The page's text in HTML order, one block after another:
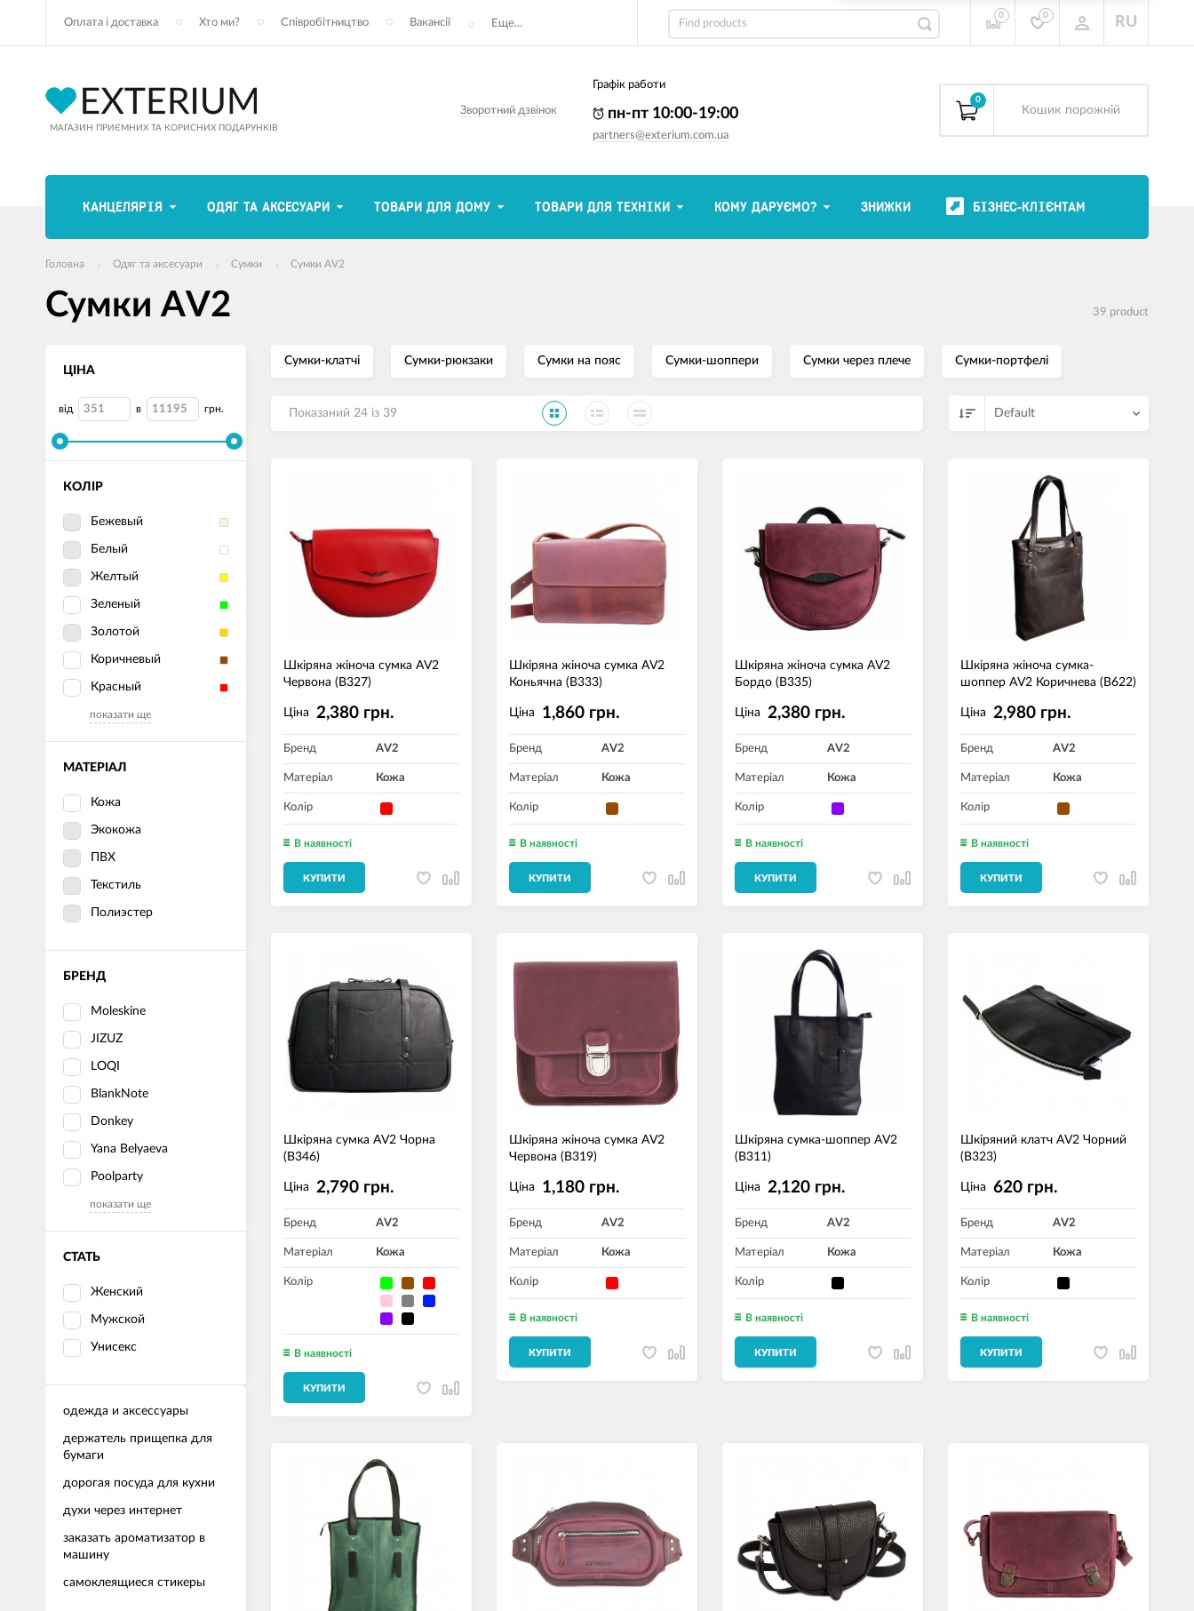
Оплата і доставка Хто ми? Співробітництво Вакансії Еще...
0 0 RU
МАГАЗИН ПРИЄМНИХ ТА КОРИСНИХ ПОДАРУНКІВ
Зворотний дзвінок
Графік работи
пн-пт 10:00-19:00
partners@exterium.com.ua
0
Kошик порожній
КАНЦЕЛЯРІЯ ОДЯГ ТА АКСЕСУАРИ ТОВАРИ ДЛЯ ДОМУ ТОВАРИ ДЛЯ ТЕХНІКИ КОМУ ДАРУЄМО? ЗНИЖКИ БІЗНЕС-КЛІЄНТАМ
Головна Одяг та аксесуари Сумки Сумки AV2
Сумки AV2 39 product
ЦІНА
від в грн.
КОЛІР
Бежевый
Белый
Желтый
Зеленый
Золотой
Коричневый
Красный
показати ще
МАТЕРІАЛ
Кожа
Экокожа
ПВХ
Текстиль
Полиэстер
БРЕНД
Moleskine
JIZUZ
LOQI
BlankNote
Donkey
Yana Belyaeva
Poolparty
показати ще
СТАТЬ
Женский
Мужской
Унисекс
одежда и аксессуары
держатель прищепка для
бумаги
дорогая посуда для кухни
духи через интернет
заказать ароматизатор в
машину
самоклеящиеся стикеры
Сумки-клатчі Сумки-рюкзаки Сумки на пояс Сумки-шоппери Сумки через плече Сумки-портфелі
Показаний 24 із 39 Default
Шкіряна жіноча сумка AV2
Червона (B327)
Ціна 2,380 грн.
Бренд AV2
Матеріал Кожа
Колір
В наявності
КУПИТИ
Шкіряна жіноча сумка AV2
Коньячна (B333)
Ціна 1,860 грн.
Бренд AV2
Матеріал Кожа
Колір
В наявності
КУПИТИ
Шкіряна жіноча сумка AV2
Бордо (B335)
Ціна 2,380 грн.
Бренд AV2
Матеріал Кожа
Колір
В наявності
КУПИТИ
Шкіряна жіноча сумка-
шоппер AV2 Коричнева (B622)
Ціна 2,980 грн.
Бренд AV2
Матеріал Кожа
Колір
В наявності
КУПИТИ
Шкіряна сумка AV2 Чорна
(B346)
Ціна 2,790 грн.
Бренд AV2
Матеріал Кожа
Колір
В наявності
КУПИТИ
Шкіряна жіноча сумка AV2
Червона (B319)
Ціна 1,180 грн.
Бренд AV2
Матеріал Кожа
Колір
В наявності
КУПИТИ
Шкіряна сумка-шоппер AV2
(B311)
Ціна 2,120 грн.
Бренд AV2
Матеріал Кожа
Колір
В наявності
КУПИТИ
Шкіряний клатч AV2 Чорний
(B323)
Ціна 620 грн.
Бренд AV2
Матеріал Кожа
Колір
В наявності
КУПИТИ